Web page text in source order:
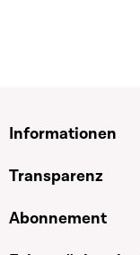
Informationen
Transparenz
Abonnement